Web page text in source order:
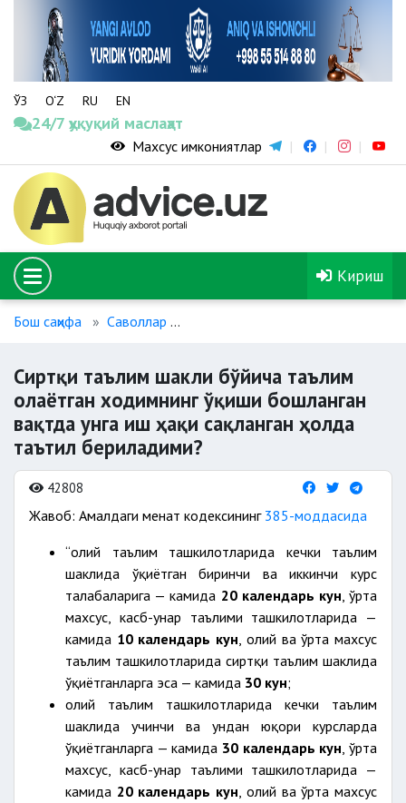
ЎЗ O‘Z RU EN
24/7 ҳуқуқий маслаҳат
Махсус имкониятлар
Кириш
Бош саҳифа Саволлар
Сиртқи таълим шакли бўйича таълим
олаётган ходимнинг ўқиши бошланган
вақтда унга иш ҳақи сақланган ҳолда
таътил бериладими?
42808
Жавоб: Амалдаги меҳнат кодексининг385-моддасида
“олий таълим ташкилотларида кечки таълим
шаклида ўқиётган биринчи ва иккинчи курс
талабаларига — камида 20 календарь кун, ўрта
махсус, касб-ҳунар таълими ташкилотларида —
камида 10 календарь кун, олий ва ўрта махсус
таълим ташкилотларида сиртқи таълим шаклида
ўқиётганларга эса — камида 30 кун;
олий таълим ташкилотларида кечки таълим
шаклида учинчи ва ундан юқори курсларда
ўқиётганларга — камида 30 календарь кун, ўрта
махсус, касб-ҳунар таълими ташкилотларида —
камида 20 календарь кун, олий ва ўрта махсус